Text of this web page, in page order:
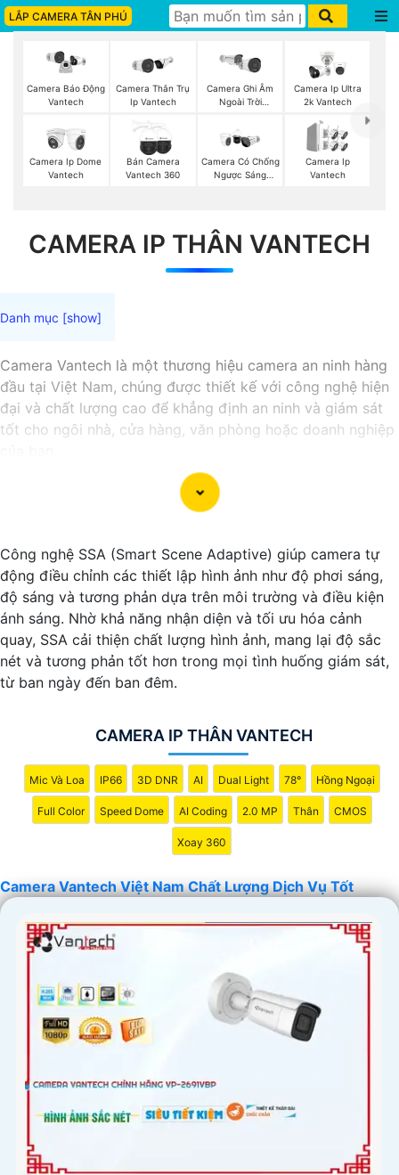
LẮP CAMERA TÂN PHÚ
Camera Báo Động
Vantech
Camera Thân Trụ
Ip Vantech
Camera Ghi Âm
Ngoài Trời
Camera Ip Ultra
2k Vantech
Camera Ip Dome
Vantech
Bán Camera
Vantech 360
Camera Có Chống
Ngược Sáng
Camera Ip
Vantech
CAMERA IP THÂN VANTECH
Camera Vantech là một thương hiệu camera an ninh hàng
đầu tại Việt Nam, chúng được thiết kế với công nghệ hiện
đại và chất lượng cao để khẳng định an ninh và giám sát
tốt cho ngôi nhà, cửa hàng, văn phòng hoặc doanh nghiệp
Vantech Việt Nam cung cấp các dòng sản phẩm camera
giám sát chất lượng cao như camera IP, camera HD-TVI,
camera AHD, camera wifi, camera thông minh, và nhiều
tiêu chuẩn chất lượng cao, đáng tin cậy và dễ sử dụng.
Điểm mạnh của Camera Vantech là chất lượng dịch vụ tốt
và hỗ trợ khách hàng chu đáo. Đội ngũ nhân viên kỹ thuật
chuyên nghiệp của Vantech sẽ giúp bạn lựa chọn giải pháp
camera phù hợp với nhu cầu và ngân sách của bạn.
Nếu bạn đang tìm kiếm một giải pháp giám sát an ninh tốt
cho ngôi nhà hoặc doanh nghiệp của mình, Camera
Công nghệ SSA (Smart Scene Adaptive) giúp camera tự
động điều chỉnh các thiết lập hình ảnh như độ phơi sáng,
độ sáng và tương phản dựa trên môi trường và điều kiện
ánh sáng. Nhờ khả năng nhận diện và tối ưu hóa cảnh
quay, SSA cải thiện chất lượng hình ảnh, mang lại độ sắc
nét và tương phản tốt hơn trong mọi tình huống giám sát,
từ ban ngày đến ban đêm.
CAMERA IP THÂN VANTECH
Mic Và Loa IP66 3D DNR AI Dual Light 78° Hồng Ngoại
Full Color Speed Dome AI Coding 2.0 MP Thân CMOS
Xoay 360
Camera Vantech Việt Nam Chất Lượng Dịch Vụ Tốt